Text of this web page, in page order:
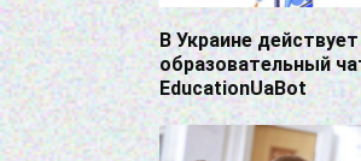
В Украине действует
образовательный
EducationUaBot